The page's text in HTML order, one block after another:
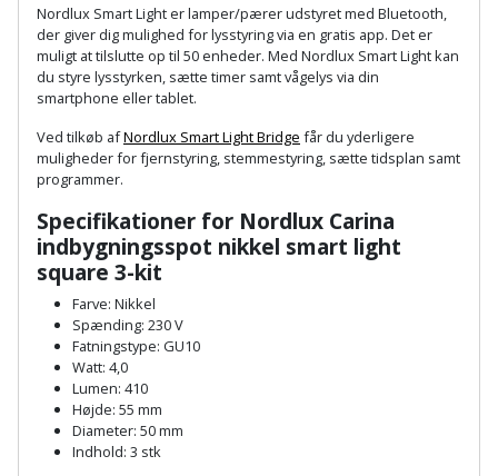
Plastlister
Radonsikring
Rumdeler
Sand
og
grus
Skruer,
bolte
møtrikker
Skunklem
Løfteudstyr
Målebånd
Markeringsværktøj
Mejsel
Murerværktøj
Nedstryger
Nøgleværktøj
Økse
Oliekande
Flisevibrator
Føringsskinne
Forlængerledning
Fugepistol
Fugtmåler
Gipsskruemaskine
Girafsliber
Girafsliber
tilbehør
Høvl
Gummibåd
og
kajak
Havemøbler
Havepleje
Haveredskaber
Haveslange
tilbehør
Havetilbehør
Hegn
Nordlux Smart Light er lamper/pærer udstyret med Bluetooth,
der giver dig mulighed for lysstyring via en gratis app. Det er
muligt at tilslutte op til 50 enheder. Med Nordlux Smart Light kan
du styre lysstyrken, sætte timer samt vågelys via din
smartphone eller tablet.
Ved tilkøb afNordlux Smart Light Bridge får du yderligere
muligheder for fjernstyring, stemmestyring, sætte tidsplan samt
programmer.
Specifikationer for Nordlux Carina
indbygningsspot nikkel smart light
square 3-kit
Farve: Nikkel
Spænding: 230 V
Fatningstype: GU10
Watt: 4,0
Lumen: 410
Højde: 55 mm
Diameter: 50 mm
Indhold: 3 stk